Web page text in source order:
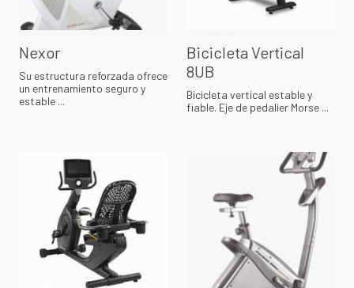
Nexor
Su estructura reforzada ofrece
un entrenamiento seguro y
estable ...
Bicicleta Vertical
8UB
Bicicleta vertical estable y
fiable. Eje de pedalier Morse ...